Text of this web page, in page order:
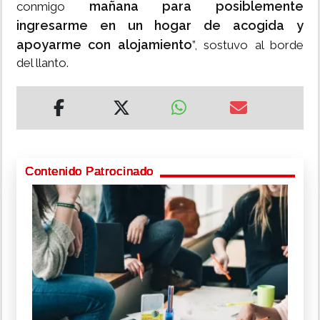
conmigo mañana para posiblemente
ingresarme en un hogar de acogida y
apoyarme con alojamiento”, sostuvo al borde
del llanto.
Contenido Patrocinado